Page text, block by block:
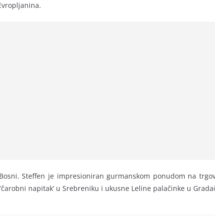
Steffen je impresioniran gurmanskom ponudom na
napitak’ u Srebreniku i ukusne Leline palačinke u